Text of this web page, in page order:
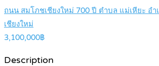
ถนน สมโภชเชียงใหม่ 700 ปี ตำบล แม่เหียะ อำ
เชียงใหม่
3,100,000฿
Description